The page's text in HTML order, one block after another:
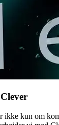
ikke kun om